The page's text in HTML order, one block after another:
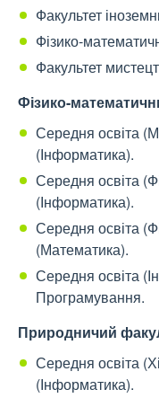
Факультет
Фізико-
Факультет
Фізико-
Середня освіта
(Інформатика).
Середня освіта
(Інформатика).
Середня освіта
(Математика).
Середня освіта
Програмування.
Природничий
Середня освіта
(Інформатика).